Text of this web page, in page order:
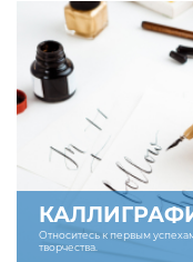
Относитесь к первым
творчества.